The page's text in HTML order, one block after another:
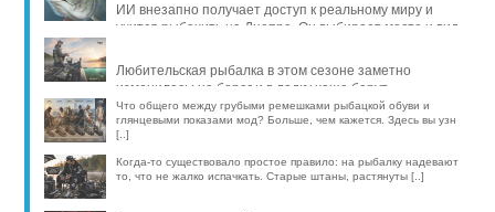
ИИ внезапно получает доступ к реальному миру и
учится рыбачить на Днепре. Он выбирает место и вид
Любительская рыбалка в этом сезоне заметно
изменилась: на берег и в лодку чаще берут
компактные эхолоты, об [..]
Что общего между грубыми ремешками рыбацкой обуви и
глянцевыми показами мод? Больше, чем кажется. Здесь вы узн
[..]
Когда-то существовало простое правило: на рыбалку надевают
то, что не жалко испачкать. Старые штаны, растянуты [..]